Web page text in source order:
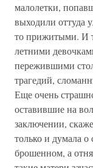
малолетки,
выходили оттуда
то прижитыми. И
летними
пережившими
трагедий,
Еще очень
оставившие на
заключении,
только и думала о
брошенном, а